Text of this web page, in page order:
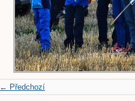
← Předchozí